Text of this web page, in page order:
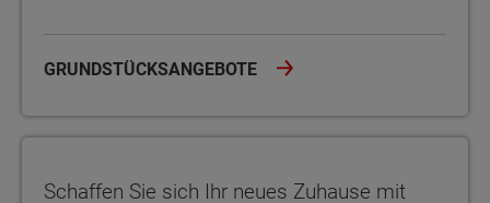
GRUNDSTÜCKSANGEBOTE
Schaffen Sie sich Ihr neues Zuhause mit